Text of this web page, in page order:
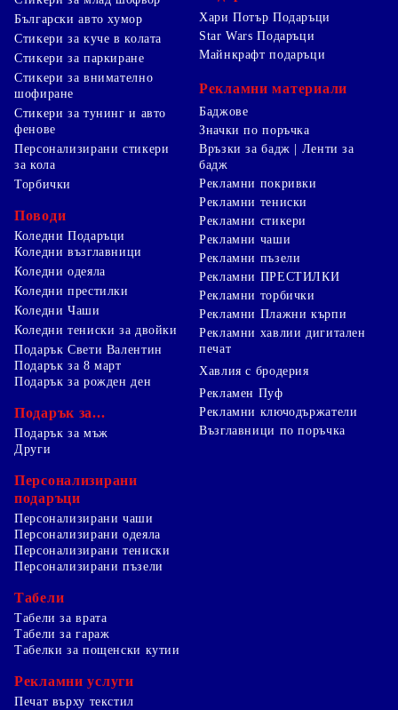
Български авто хумор
Стикери за куче в колата
Стикери за паркиране
Стикери за внимателно
шофиране
Стикери за тунинг и авто
фенове
Персонализирани стикери
за кола
Торбички
Поводи
Коледни Подаръци
Коледни възглавници
Коледни одеяла
Коледни престилки
Коледни Чаши
Коледни тениски за двойки
Подарък Свети Валентин
Подарък за 8 март
Подарък за рожден ден
Подарък за...
Подарък за мъж
Хари Потър Подаръци
Star Wars Подаръци
Майнкрафт подаръци
Рекламни материали
Баджове
Значки по поръчка
Връзки за бадж | Ленти за
бадж
Рекламни покривки
Рекламни тениски
Рекламни стикери
Рекламни чаши
Рекламни пъзели
Рекламни ПРЕСТИЛКИ
Рекламни торбички
Рекламни Плажни кърпи
Рекламни хавлии дигитален
печат
Хавлия с бродерия
Рекламен Пуф
Рекламни ключодържатели
Възглавници по поръчка
Други
Персонализирани
подаръци
Персонализирани чаши
Персонализирани одеяла
Персонализирани тениски
Персонализирани пъзели
Табели
Табели за врата
Табели за гараж
Табелки за пощенски кутии
Рекламни услуги
Печат върху текстил